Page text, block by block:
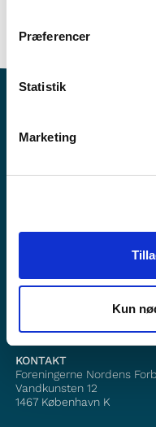
Præferencer
Statistik
Marketing
Kun
1-3 leksjoner
Vil du vite mer om
Følg oss på
KONTAKT
Foreningerne Nordens
Vandkunsten 12
1467 København K